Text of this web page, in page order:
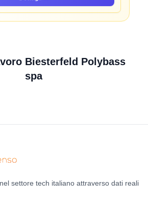
Biesterfeld Polybass
spa
settore tech italiano attraverso dati reali